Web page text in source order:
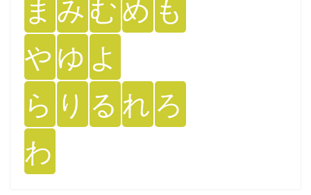
ま み むめ も
や ゆ よ
ら り る れ ろ
わ